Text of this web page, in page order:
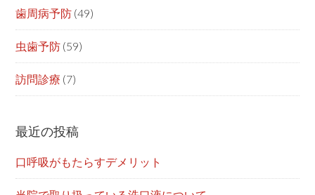
歯周病予防 (49)
虫歯予防 (59)
訪問診療 (7)
最近の投稿
口呼吸がもたらすデメリット